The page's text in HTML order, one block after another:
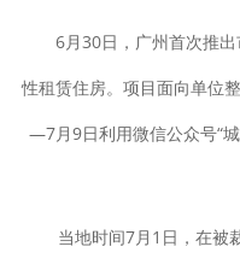
6月30日，广州首次推出
性租赁住房。项目面向单位
—7月9日利用微信公众号“
当地时间7月1日，在被